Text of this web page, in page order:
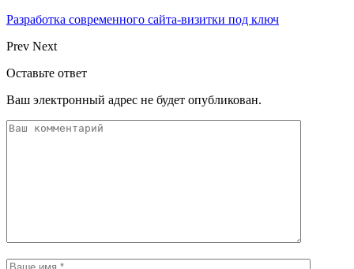
Разработка современного сайта-визитки под ключ
Prev Next
Оставьте ответ
Ваш электронный адрес не будет опубликован.